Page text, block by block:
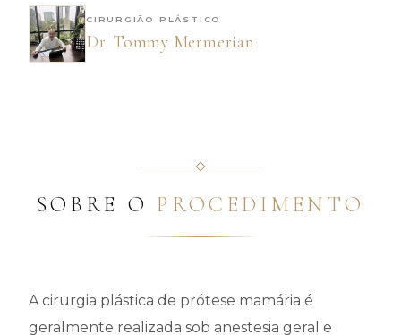
CIRURGIÃO PLÁSTICO
Dr. Tommy Mermerian
SOBRE O PROCEDIMENTO
A cirurgia plástica de prótese mamária é
geralmente realizada sob anestesia geral e